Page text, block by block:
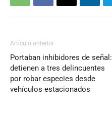
Artículo anterior
Portaban inhibidores de señal:
detienen a tres delincuentes
por robar especies desde
vehículos estacionados